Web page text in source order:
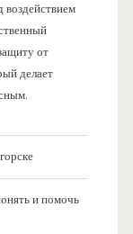
воздействием
от
делает
и помочь